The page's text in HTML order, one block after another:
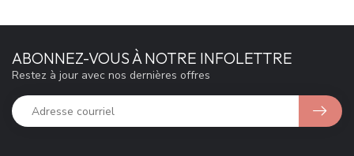
ABONNEZ-VOUS À NOTRE INFOLETTRE
Restez à jour avec nos dernières offres